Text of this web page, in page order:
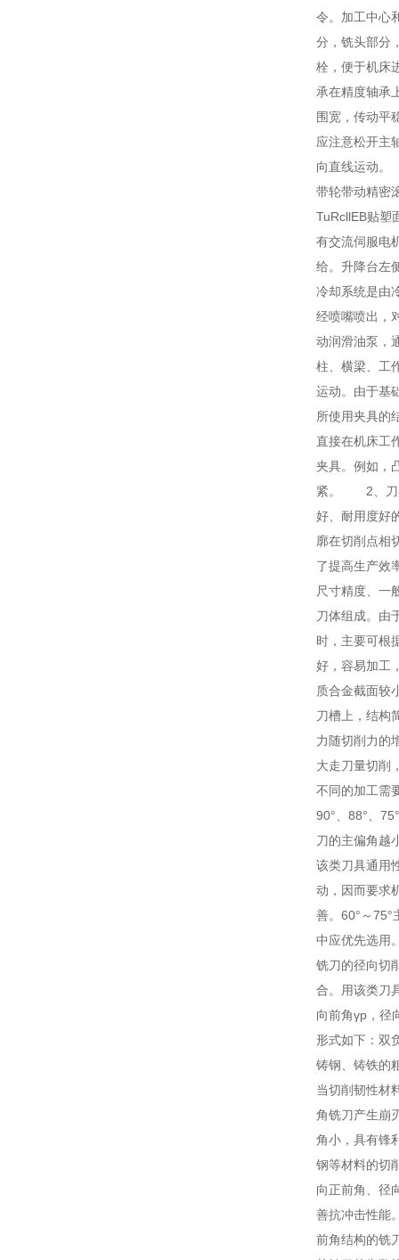
令。加工中心
分，铣头部分
栓，便于机床
承在精度轴承
围宽，传动平
应注意松开主
向直线运动。
带轮带动精密
TuRcllEB贴塑
有交流伺服电
给。升降台左
冷却系统是由
经喷嘴喷出，
动润滑油泵，
柱、横梁、工
运动。由于基
所使用夹具的
直接在机床工
夹具。例如，
紧。 2、刀具
好、耐用度好
廓在切削点相
了提高生产效
尺寸精度、一
刀体组成。由
时，主要可根
好，容易加工
质合金截面较
刀槽上，结构
力随切削力的
大走刀量切削
不同的加工需
90°、88°、
刀的主偏角越
该类刀具通用
动，因而要求
善。60°～75°
中应优先选用
铣刀的径向切
合。用该类刀
向前角γp，径
形式如下：双
铸钢、铸铁的
当切削韧性材
角铣刀产生崩
角小，具有锋
钢等材料的切
向正前角、径
善抗冲击性能
前角结构的铣